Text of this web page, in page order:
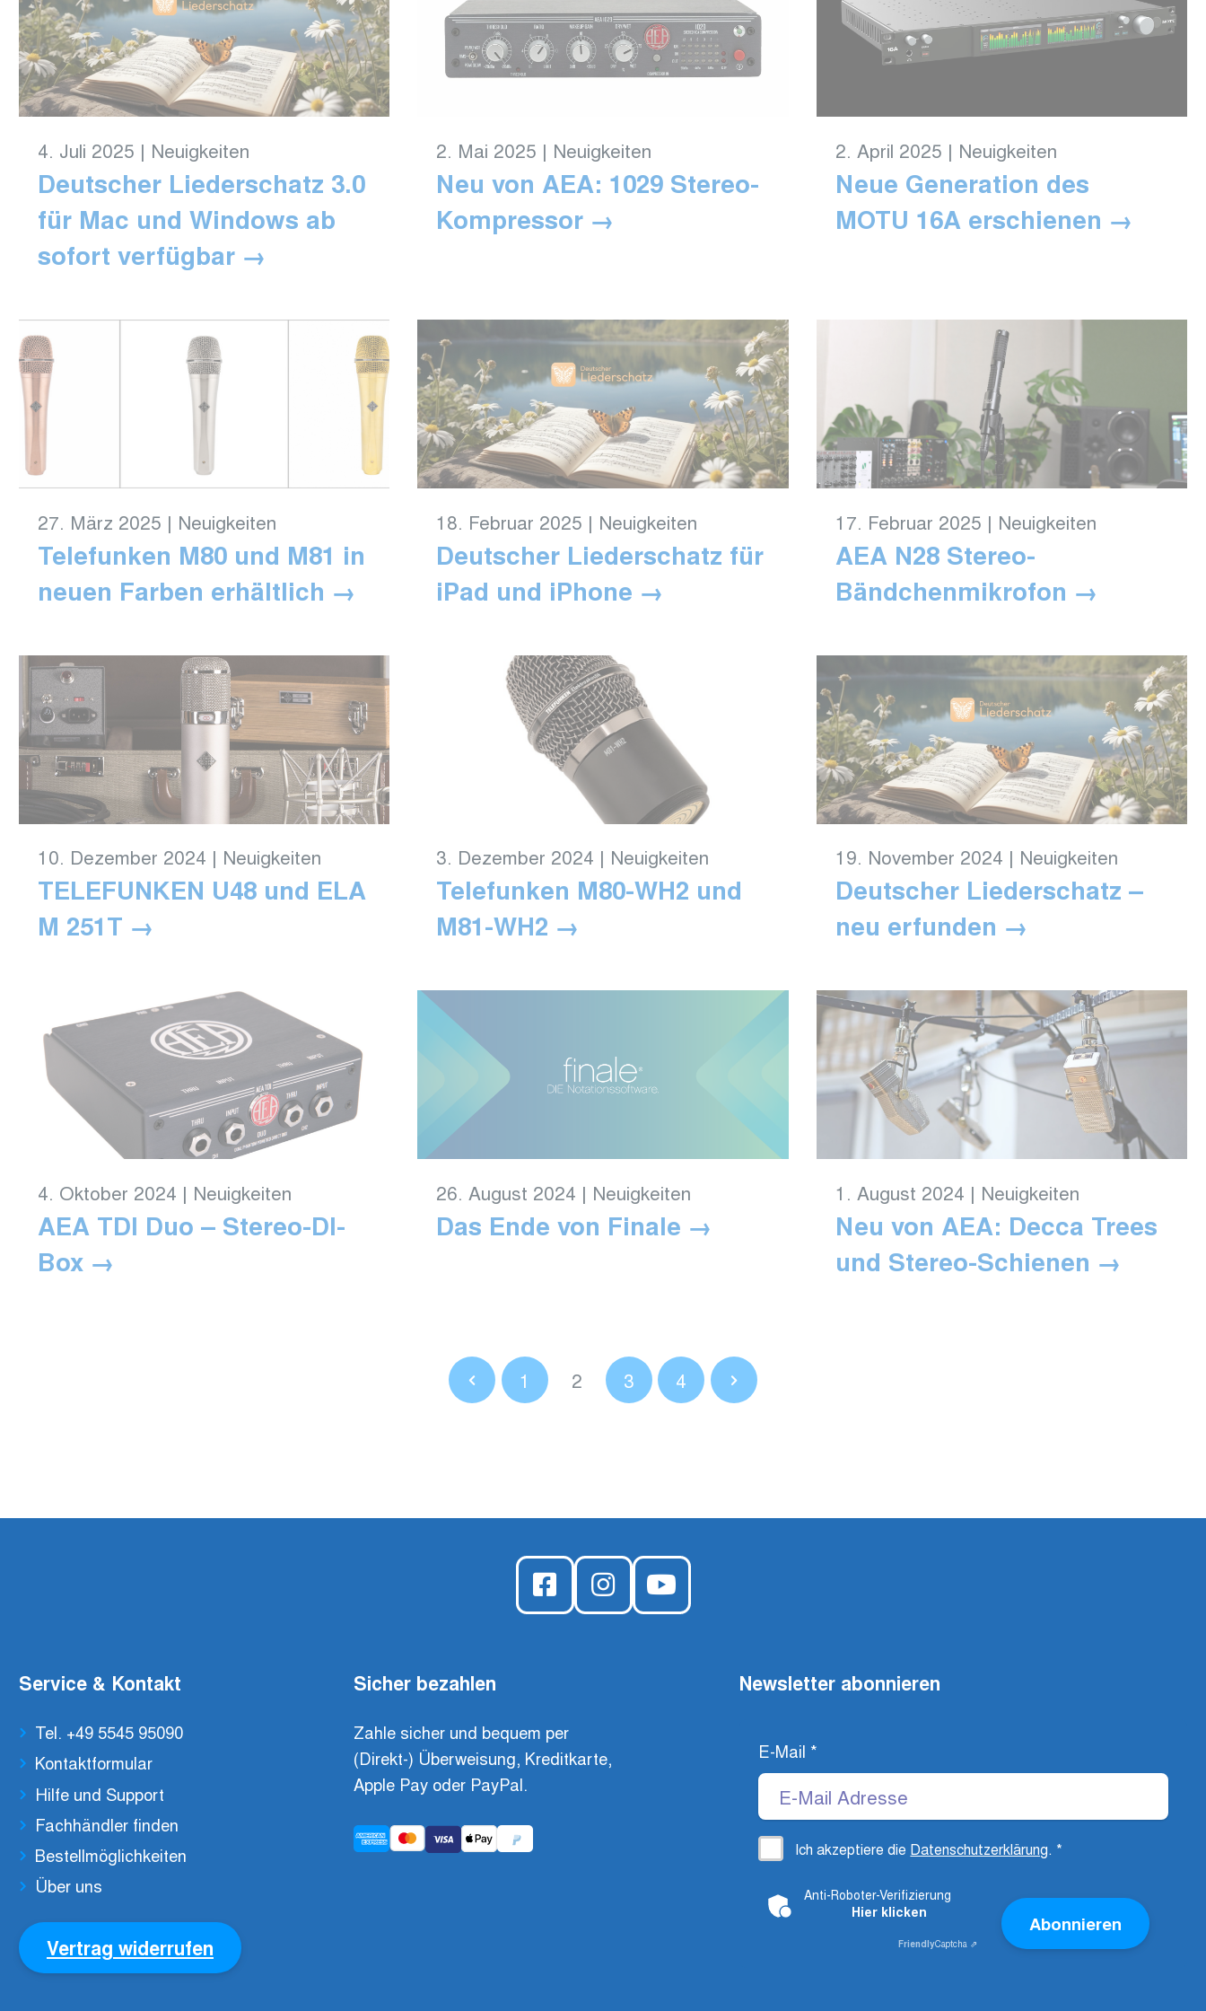
4. Juli 2025 | Neuigkeiten
Deutscher Liederschatz 3.0
für Mac und Windows ab
sofort verfügbar
2. Mai 2025 | Neuigkeiten
Neu von AEA: 1029 Stereo-
Kompressor
2. April 2025 | Neuigkeiten
Neue Generation des
MOTU 16A erschienen
27. März 2025 | Neuigkeiten
Telefunken M80 und M81 in
neuen Farben erhältlich
18. Februar 2025 | Neuigkeiten
Deutscher Liederschatz für
iPad und iPhone
17. Februar 2025 | Neuigkeiten
AEA N28 Stereo-
Bändchenmikrofon
10. Dezember 2024 | Neuigkeiten
TELEFUNKEN U48 und ELA
M 251T
3. Dezember 2024 | Neuigkeiten
Telefunken M80-WH2 und
M81-WH2
19. November 2024 | Neuigkeiten
Deutscher Liederschatz –
neu erfunden
4. Oktober 2024 | Neuigkeiten
AEA TDI Duo – Stereo-DI-
Box
26. August 2024 | Neuigkeiten
Das Ende von Finale
1. August 2024 | Neuigkeiten
Neu von AEA: Decca Trees
und Stereo-Schienen
1 2 3 4
Service & Kontakt
Tel. +49 5545 95090
Kontaktformular
Hilfe und Support
Fachhändler finden
Bestellmöglichkeiten
Über uns
Vertrag widerrufen
Sicher bezahlen
Zahle sicher und bequem per
(Direkt-) Überweisung, Kreditkarte,
Apple Pay oder PayPal.
Newsletter abonnieren
E-Mail *
Ich akzeptiere die Datenschutzerklärung. *
Anti-Roboter-Verifizierung
Hier klicken
FriendlyCaptcha ⇗
Abonnieren